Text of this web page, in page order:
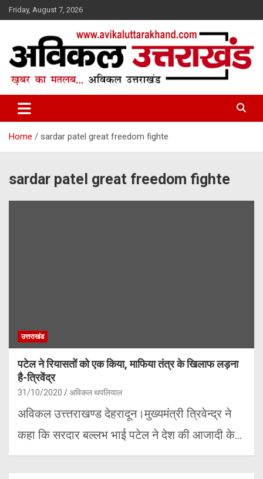
Skip
to
Friday, August 7, 2026
Avikal Uttarakhand
Home sardar patel great freedom fighte
sardar patel great freedom fighte
उत्तराखंड
पटेल ने रियासतों को एक किया, माफिया तंत्र के खिलाफ लड़ना
है-त्रिवेंद्र
31/10/2020 अविकल थपलियाल
अविकल उत्त्तराखण्ड देहरादून।मुख्यमंत्री त्रिवेन्द्र ने
कहा कि सरदार बल्लभ भाई पटेल ने देश की आजादी के…